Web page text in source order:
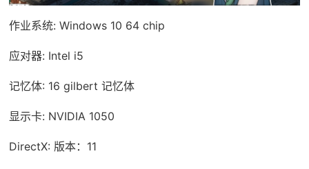
作业系统: Windows 10 64 chip
应对器: Intel i5
记忆体: 16 gilbert 记忆体
显示卡: NVIDIA 1050
DirectX: 版本：11